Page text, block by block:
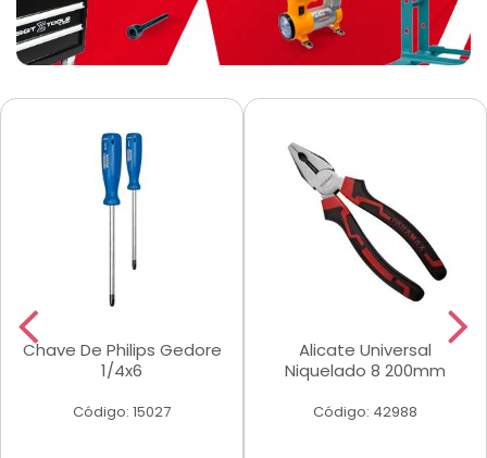
Chave De Philips Gedore
1/4x6
Código: 15027
Alicate Universal
Niquelado 8 200mm
Código: 42988